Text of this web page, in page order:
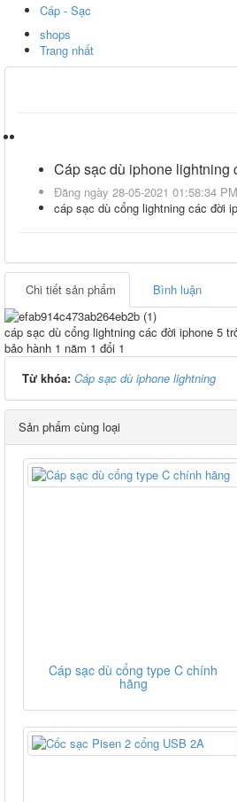
Cáp - Sạc
shops
Trang nhất
Cáp sạc dù iphone lightning
Đăng ngày 28-05-2021 01:58:34
cáp sạc dù cổng lightning các đời
Chi tiết sản phẩm Bình luận
cáp sạc dù cổng lightning các đời iphone 5
bảo hành 1 năm 1 đổi 1
Từ khóa: Cáp sạc dù iphone lightning
Sản phẩm cùng loại
Cáp sạc dù cổng type C chính
hãng